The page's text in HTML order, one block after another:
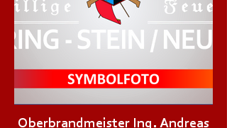
Oberbrandmeister Ing. Andreas